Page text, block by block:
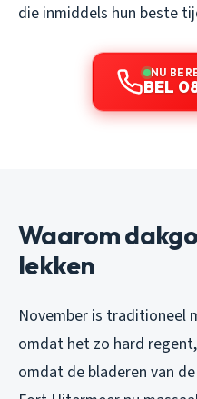
die inmiddels hun beste
NU
BEL
Waarom
lekken
November is traditioneel
omdat het zo hard
omdat de bladeren van